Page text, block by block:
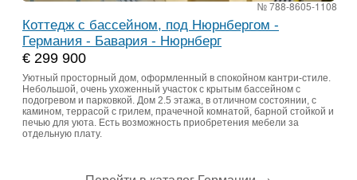
№ 788-8605-1108
Коттедж с бассейном, под Нюрнбергом -
Германия - Бавария - Нюрнберг
€ 299 900
Уютный просторный дом, оформленный в спокойном кантри-стиле.
Небольшой, очень ухоженный участок с крытым бассейном с
подогревом и парковкой. Дом 2.5 этажа, в отличном состоянии, с
камином, террасой с грилем, прачечной комнатой, барной стойкой и
печью для уюта. Есть возможность приобретения мебели за
отдельную плату.